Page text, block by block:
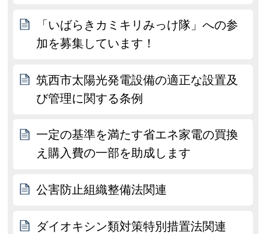
「いばらきカミキリみっけ隊」への参
加を募集しています！
筑西市太陽光発電設備の適正な設置及
び管理に関する条例
一定の基準を満たす省エネ家電の買換
え購入費の一部を助成します
公害防止組織整備法関連
ダイオキシン類対策特別措置法関連